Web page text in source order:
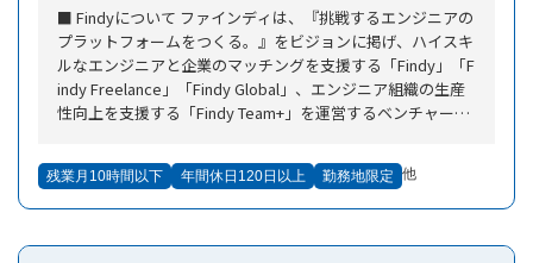
プトの作成 ・実際のコール活動 ・コール活動の記録 ・コー
ル業務に付随する各種処理 ・コールを効率化するためのメ
ール作成や送信、自動化 ・その他ミッションを達成するた
めのあらゆる施策の検討及び実行 20代～30代のメンバーが
中心。 年功序列ではなく、意見を出しやすい環境でそれぞ
れが裁量を持ち活躍しています。
■ Findyについて ファインディは、『挑戦するエンジニアの
プラットフォームをつくる。』をビジョンに掲げ、ハイスキ
ルなエンジニアと企業のマッチングを支援する「Findy」「F
indy Freelance」「Findy Global」、エンジニア組織の生産
性向上を支援する「Findy Team+」を運営するベンチャー企
億円の資金調達を完了。グローバル展開、IPOを目指す事業
拡大フェーズに突入しています。 ■転職サービス『Findy』
『Findy Freelance』について ハイスキルなエンジニアと企
残業月10時間以下 年間休日120日以上 勤務地限定 他